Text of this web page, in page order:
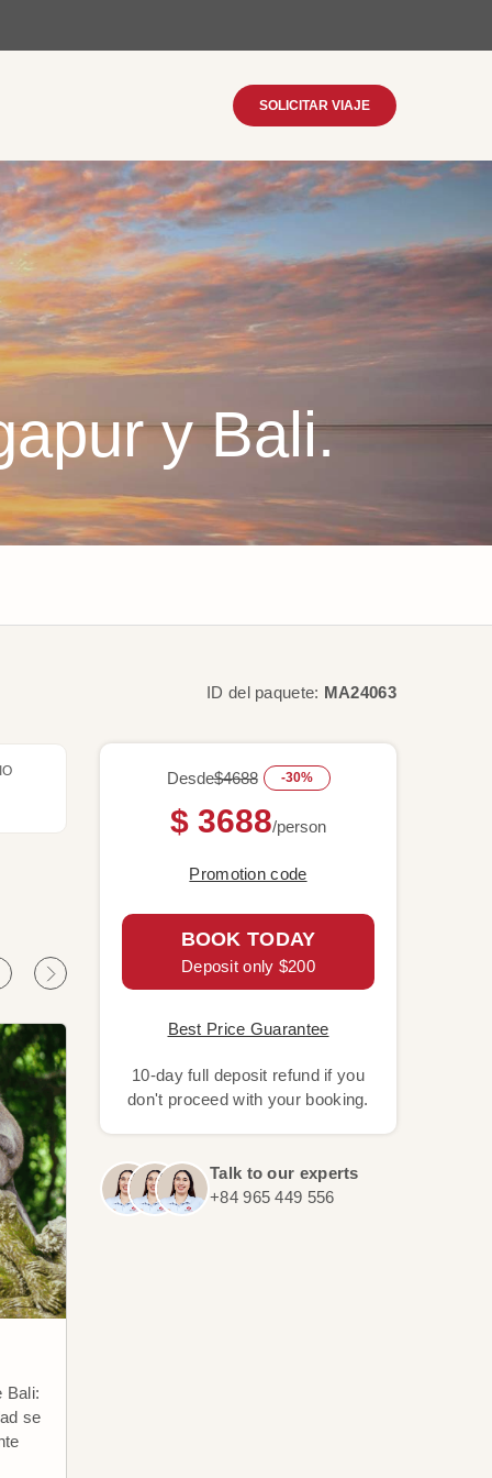
SOLICITAR VIAJE
y Bali.
Bali:
se
ID del paquete: MA24063
Desde$4688 -30%
$ 3688/person
Promotion code
BOOK TODAY
Deposit only $200
Best Price Guarantee
10-day full deposit refund if you
don't proceed with your booking.
Talk to our experts
+84 965 449 556